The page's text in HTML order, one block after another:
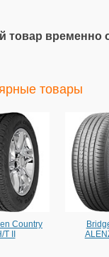
товар временно
товары
Country
T II